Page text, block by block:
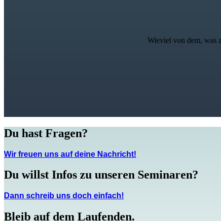
Wieviel von dem, was
Du hast Fragen?
Wir freuen uns auf deine Nachricht!
Du willst Infos zu unseren Seminaren?
Dann schreib uns doch einfach!
Bleib auf dem Laufenden.